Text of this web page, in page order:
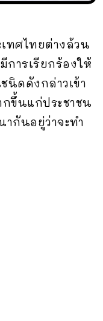
ทศไทยต่างล้วน
การเรียกร้องให้
นิดดังกล่าวเข้า
กขึ้นแก่ประชาชน
ากันอยู่ว่าจะทำ